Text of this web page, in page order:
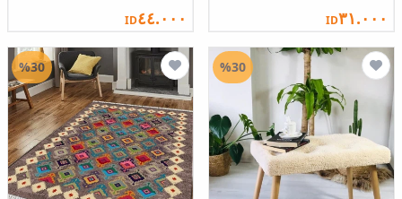
ID٣١.٠٠٠ ID٤٤.٠٠٠
%30
%30